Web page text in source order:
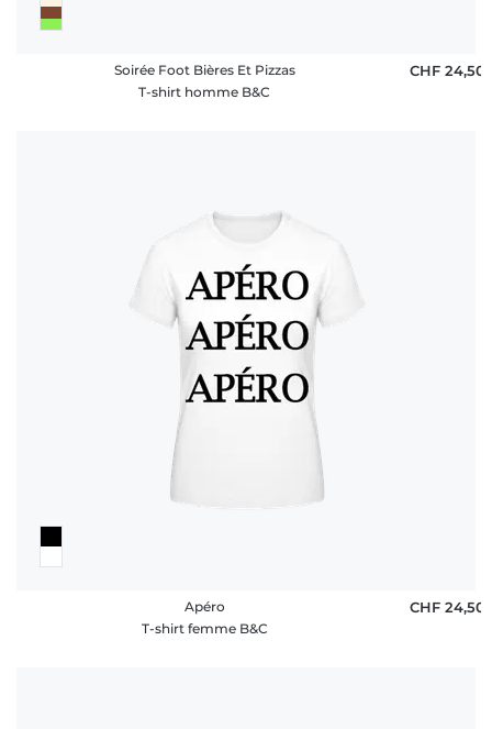
Soirée Foot Bières Et Pizzas
T-shirt homme B&C
CHF 24,50
Apéro
T-shirt femme B&C
CHF 24,50